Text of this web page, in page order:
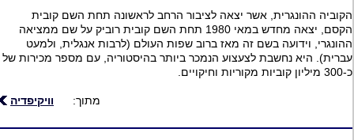
הקוביה ההונגרית, אשר יצאה לציבור הרחב לראשונה תחת השם קובית
הקסם, יצאה מחדש במאי 1980 תחת השם קובית רוביק על שם ממציאה
ההונגרי, וידועה בשם זה מאז ברוב שפות העולם (לרבות אנגלית, ולמעט
עברית). היא נחשבת לצעצוע הנמכר ביותר בהיסטוריה, עם מספר מכירות של
כ-300 מיליון קוביות מקוריות וחיקויים.
מתוך: וויקיפדיה